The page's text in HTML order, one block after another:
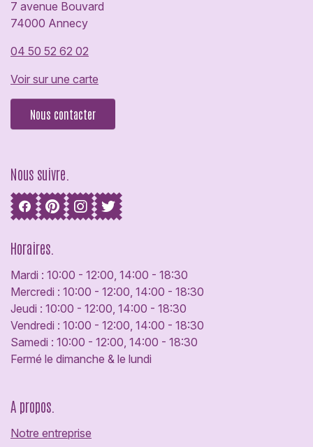
7 avenue Bouvard
74000 Annecy
04 50 52 62 02
Voir sur une carte
Nous contacter
Nous suivre.
Horaires.
Mardi : 10:00 - 12:00, 14:00 - 18:30
Mercredi : 10:00 - 12:00, 14:00 - 18:30
Jeudi : 10:00 - 12:00, 14:00 - 18:30
Vendredi : 10:00 - 12:00, 14:00 - 18:30
Samedi : 10:00 - 12:00, 14:00 - 18:30
Fermé le dimanche & le lundi
A propos.
Notre entreprise